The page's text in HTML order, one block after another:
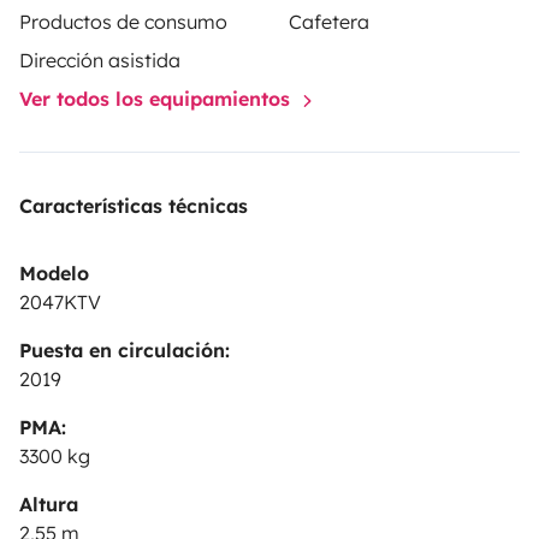
Productos de consumo
Cafetera
Dirección asistida
Ver todos los equipamientos
Características técnicas
Modelo
2047KTV
Puesta en circulación:
2019
PMA:
3300 kg
Altura
2,55 m